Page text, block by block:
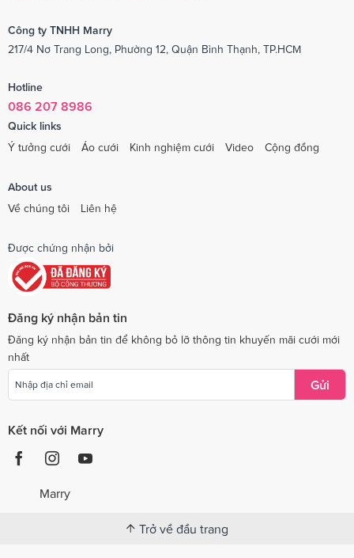
Công ty TNHH Marry
217/4 Nơ Trang Long, Phường 12, Quận Bình Thạnh, TP.HCM
Hotline
086 207 8986
Quick links
Ý tưởng cưới
Áo cưới Kinh nghiệm cưới Video Cộng đồng
About us
Về chúng tôi
Liên hệ
Được chứng nhận bởi
Đăng ký nhận bản tin
Đăng ký nhận bản tin để không bỏ lỡ thông tin khuyến mãi cưới mới
nhất
Gửi
Kết nối với Marry
Marry
Trở về đầu trang